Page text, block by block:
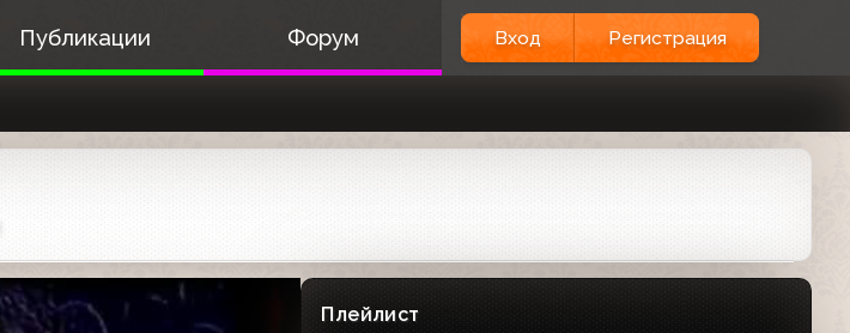
Публикации Форум Вход Регистрация
Плейлист
00:10
Далее (ТВ-6, 30.03.1996) Подводная
одиссея команды Кусто
Заставка "Далее" и спонсоры показа
00:11
Далее (ТВ-6, 08.05.1996) Шесть